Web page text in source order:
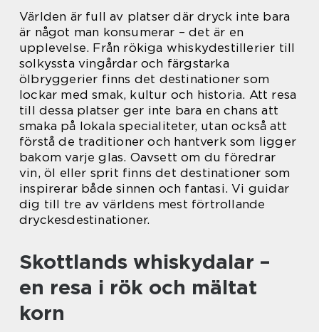
Världen är full av platser där dryck inte bara
är något man konsumerar – det är en
upplevelse. Från rökiga whiskydestillerier till
solkyssta vingårdar och färgstarka
ölbryggerier finns det destinationer som
lockar med smak, kultur och historia. Att resa
till dessa platser ger inte bara en chans att
smaka på lokala specialiteter, utan också att
förstå de traditioner och hantverk som ligger
bakom varje glas. Oavsett om du föredrar
vin, öl eller sprit finns det destinationer som
inspirerar både sinnen och fantasi. Vi guidar
dig till tre av världens mest förtrollande
dryckesdestinationer.
Skottlands whiskydalar –
en resa i rök och mältat
korn